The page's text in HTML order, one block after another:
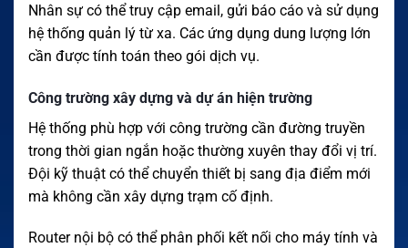
Nhân sự có thể truy cập email, gửi báo cáo và sử dụng
hệ thống quản lý từ xa. Các ứng dụng dung lượng lớn
cần được tính toán theo gói dịch vụ.
Công trường xây dựng và dự án hiện trường
Hệ thống phù hợp với công trường cần đường truyền
trong thời gian ngắn hoặc thường xuyên thay đổi vị trí.
Đội kỹ thuật có thể chuyển thiết bị sang địa điểm mới
mà không cần xây dựng trạm cố định.
Router nội bộ có thể phân phối kết nối cho máy tính và